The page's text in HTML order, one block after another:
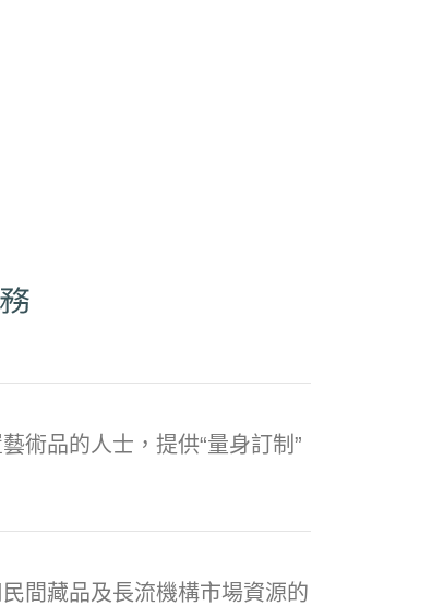
術品的人士，提供“量身訂制”
間藏品及長流機構市場資源的